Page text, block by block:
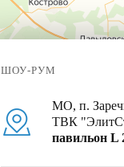
ШОУ-РУМ
МО, п.
ТВК
павильон L